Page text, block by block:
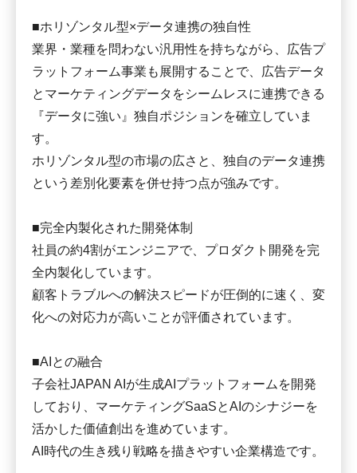
■ホリゾンタル型×データ連携の独自性
業界・業種を問わない汎用性を持ちながら、広告プ
ラットフォーム事業も展開することで、広告データ
とマーケティングデータをシームレスに連携できる
『データに強い』独自ポジションを確立していま
す。
ホリゾンタル型の市場の広さと、独自のデータ連携
という差別化要素を併せ持つ点が強みです。
■完全内製化された開発体制
社員の約4割がエンジニアで、プロダクト開発を完
全内製化しています。
顧客トラブルへの解決スピードが圧倒的に速く、変
化への対応力が高いことが評価されています。
■AIとの融合
子会社JAPAN AIが生成AIプラットフォームを開発
しており、マーケティングSaaSとAIのシナジーを
活かした価値創出を進めています。
AI時代の生き残り戦略を描きやすい企業構造です。